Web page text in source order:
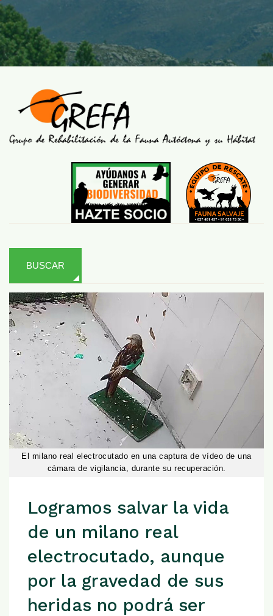
BUSCAR
El milano real electrocutado en una captura de vídeo de una
cámara de vigilancia, durante su recuperación.
Logramos salvar la vida
de un milano real
electrocutado, aunque
por la gravedad de sus
heridas no podrá ser